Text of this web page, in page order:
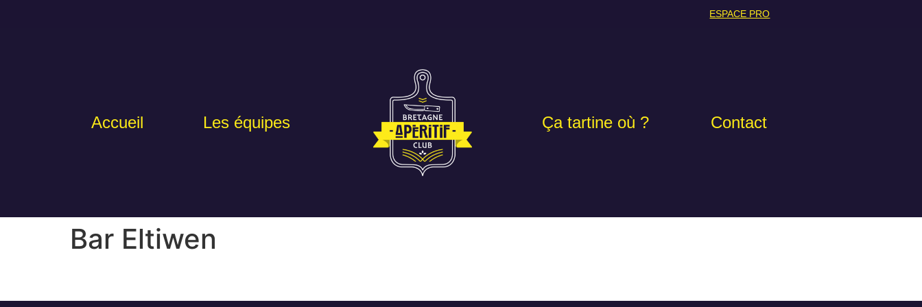
ESPACE PRO
Accueil Les équipes Ça tartine où ? Contact
Bar Eltiwen